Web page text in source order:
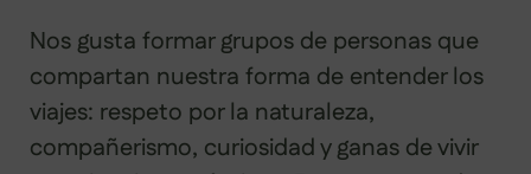
Nos gusta formar grupos de personas que
compartan nuestra forma de entender los
viajes: respeto por la naturaleza,
compañerismo, curiosidad y ganas de vivir